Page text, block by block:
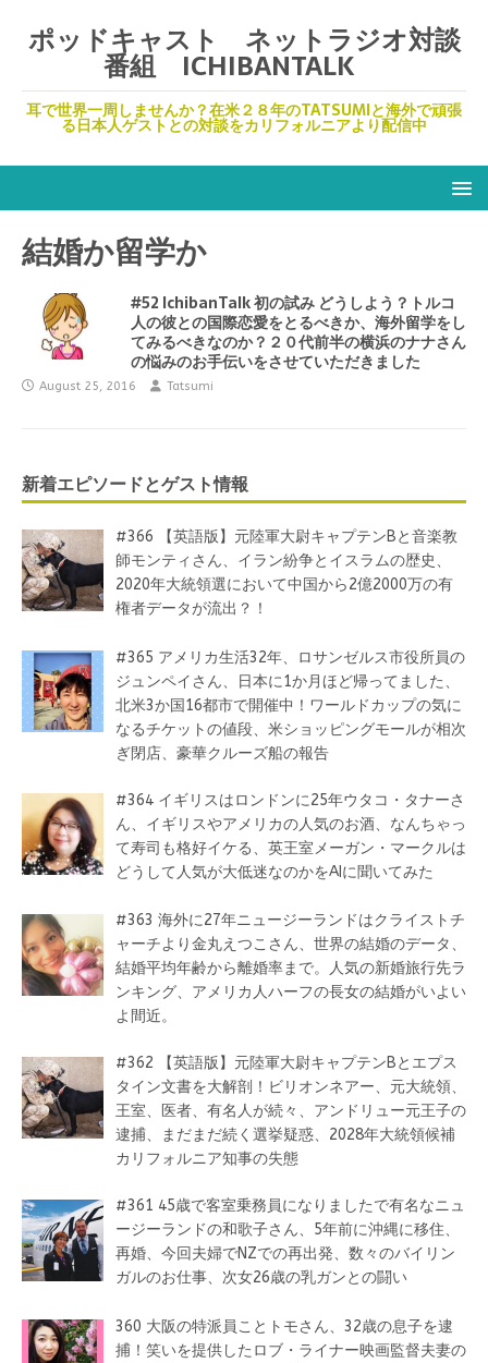
ポッドキャスト ネットラジオ対談
番組 ICHIBANTALK
耳で世界一周しませんか？在米２８年のTATSUMIと海外で頑張
る日本人ゲストとの対談をカリフォルニアより配信中
結婚か留学か
#52 IchibanTalk 初の試み どうしよう？トルコ
人の彼との国際恋愛をとるべきか、海外留学をし
てみるべきなのか？２０代前半の横浜のナナさん
の悩みのお手伝いをさせていただきました
August 25, 2016 Tatsumi
新着エピソードとゲスト情報
#366 【英語版】元陸軍大尉キャプテンBと音楽教
師モンティさん、イラン紛争とイスラムの歴史、
2020年大統領選において中国から2億2000万の有
権者データが流出？！
#365 アメリカ生活32年、ロサンゼルス市役所員の
ジュンペイさん、日本に1か月ほど帰ってました、
北米3か国16都市で開催中！ワールドカップの気に
なるチケットの値段、米ショッピングモールが相次
ぎ閉店、豪華クルーズ船の報告
#364 イギリスはロンドンに25年ウタコ・タナーさ
ん、イギリスやアメリカの人気のお酒、なんちゃっ
て寿司も格好イケる、英王室メーガン・マークルは
どうして人気が大低迷なのかをAIに聞いてみた
#363 海外に27年ニュージーランドはクライストチ
ャーチより金丸えつこさん、世界の結婚のデータ、
結婚平均年齢から離婚率まで。人気の新婚旅行先ラ
ンキング、アメリカ人ハーフの長女の結婚がいよい
よ間近。
#362 【英語版】元陸軍大尉キャプテンBとエプス
タイン文書を大解剖！ビリオンネアー、元大統領、
王室、医者、有名人が続々、アンドリュー元王子の
逮捕、まだまだ続く選挙疑惑、2028年大統領候補
カリフォルニア知事の失態
#361 45歳で客室乗務員になりましたで有名なニュ
ージーランドの和歌子さん、5年前に沖縄に移住、
再婚、今回夫婦でNZでの再出発、数々のバイリン
ガルのお仕事、次女26歳の乳ガンとの闘い
360 大阪の特派員ことトモさん、32歳の息子を逮
捕！笑いを提供したロブ・ライナー映画監督夫妻の